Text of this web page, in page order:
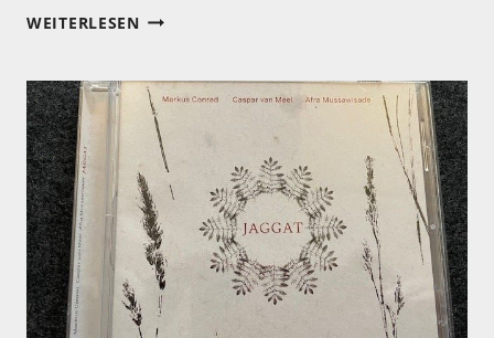
WEITERLESENMONTAG
EIN
BESONDERER
TIPP